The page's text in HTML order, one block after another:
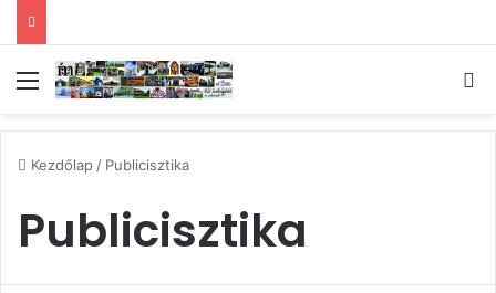
Menü
Kezdőlap/ Publicisztika
Publicisztika